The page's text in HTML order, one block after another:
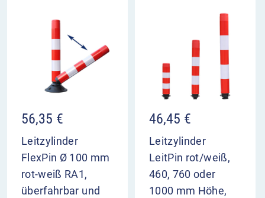
56,35 €
Leitzylinder
FlexPin Ø 100 mm
rot-weiß RA1,
überfahrbar und
46,45 €
Leitzylinder
LeitPin rot/weiß,
460, 760 oder
1000 mm Höhe,